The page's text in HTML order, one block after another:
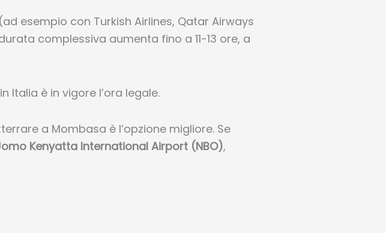
esempio con Turkish Airlines, Qatar Airways
complessiva aumenta fino a 11-13 ore, a
Italia è in vigore l’ora legale.
a Mombasa è l’opzione migliore. Se
Kenyatta International Airport (NBO),